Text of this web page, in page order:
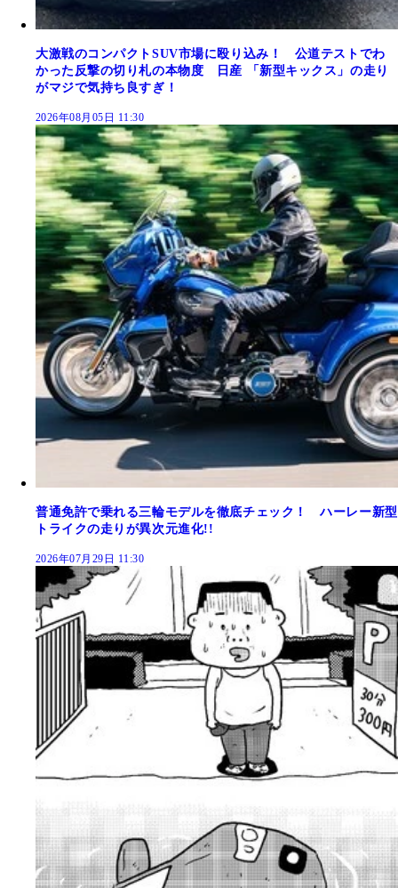
大激戦のコンパクトSUV市場に殴り込み！ 公道テストでわ
かった反撃の切り札の本物度 日産 「新型キックス」の走り
がマジで気持ち良すぎ！
2026年08月05日 11:30
普通免許で乗れる三輪モデルを徹底チェック！ ハーレー新型
トライクの走りが異次元進化!!
2026年07月29日 11:30